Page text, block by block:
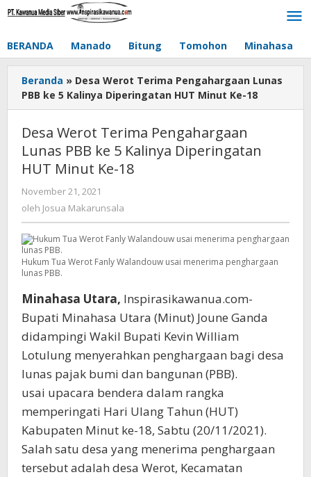
Lewati
BERANDA Manado Bitung Tomohon Minahasa
Beranda » Desa Werot Terima Pengahargaan Lunas
PBB ke 5 Kalinya Diperingatan HUT Minut Ke-18
Desa Werot Terima Pengahargaan
Lunas PBB ke 5 Kalinya Diperingatan
HUT Minut Ke-18
November 21, 2021
Josua
oleh Josua Makarunsala
Hukum Tua Werot Fanly Walandouw usai menerima penghargaan
lunas PBB.
Minahasa Utara, Inspirasikawanua.com-
Bupati Minahasa Utara (Minut) Joune Ganda
didampingi Wakil Bupati Kevin William
Lotulung menyerahkan penghargaan bagi desa
lunas pajak bumi dan bangunan (PBB).
usai upacara bendera dalam rangka
memperingati Hari Ulang Tahun (HUT)
Kabupaten Minut ke-18, Sabtu (20/11/2021).
Salah satu desa yang menerima penghargaan
tersebut adalah desa Werot, Kecamatan